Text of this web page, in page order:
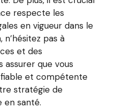
respecte les
en vigueur dans le
n’hésitez pas à
et des
assurer que vous
fiable et compétente
stratégie de
en santé.